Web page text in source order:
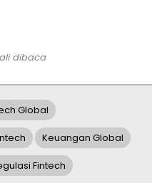
dibaca
Global
Keuangan Global
Fintech